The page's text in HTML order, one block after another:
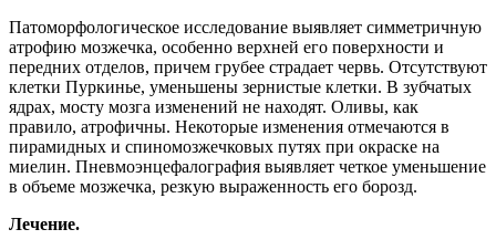
Патоморфологическое исследование выявляет симметричную
атрофию мозжечка, особенно верхней его поверхности и
передних отделов, причем грубее страдает червь. Отсутствуют
клетки Пуркинье, уменьшены зернистые клетки. В зубчатых
ядрах, мосту мозга изменений не находят. Оливы, как
правило, атрофичны. Некоторые изменения отмечаются в
пирамидных и спиномозжечковых путях при окраске на
миелин. Пневмоэнцефалография выявляет четкое уменьшение
в объеме мозжечка, резкую выраженность его борозд.
Лечение.